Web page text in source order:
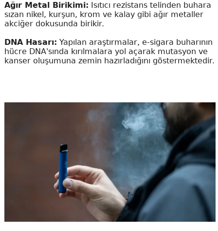
Ağır Metal Birikimi: Isıtıcı rezistans telinden buhara
sızan nikel, kurşun, krom ve kalay gibi ağır metaller
akciğer dokusunda birikir.
DNA Hasarı: Yapılan araştırmalar, e-sigara buharının
hücre DNA'sında kırılmalara yol açarak mutasyon ve
kanser oluşumuna zemin hazırladığını göstermektedir.